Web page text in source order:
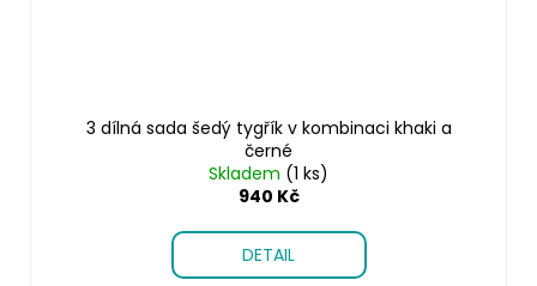
3 dílná sada šedý tygřík v kombinaci khaki a
černé
Skladem (1 ks)
940 Kč
DETAIL